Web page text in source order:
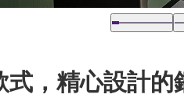
，精心設計